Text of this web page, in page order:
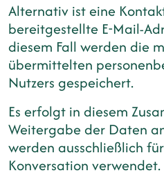
Alternativ ist eine
bereitgestellte E-Mail-
diesem Fall werden die
übermittelten
Nutzers gespeichert.
Es erfolgt in diesem
Weitergabe der Daten
werden ausschließlich
Konversation verwendet.